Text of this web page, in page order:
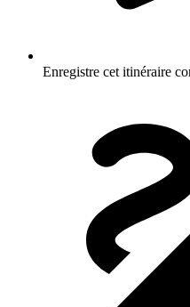
Enregistre cet itinéraire